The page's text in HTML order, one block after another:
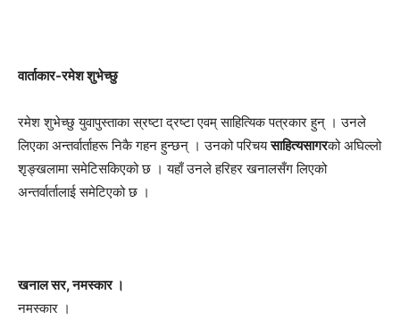
वार्ताकार-रमेश शुभेच्छु
रमेश शुभेच्छु युवापुस्ताका स्रष्टा द्रष्टा एवम् साहित्यिक पत्रकार हुन् । उनले
लिएका अन्तर्वार्ताहरू निकै गहन हुन्छन् । उनको परिचयसाहित्यसागरको अघिल्लो
शृङ्खलामा समेटिसकिएको छ । यहाँ उनले हरिहर खनालसँग लिएको
अन्तर्वार्तालाई समेटिएको छ ।
खनाल सर, नमस्कार ।
नमस्कार ।